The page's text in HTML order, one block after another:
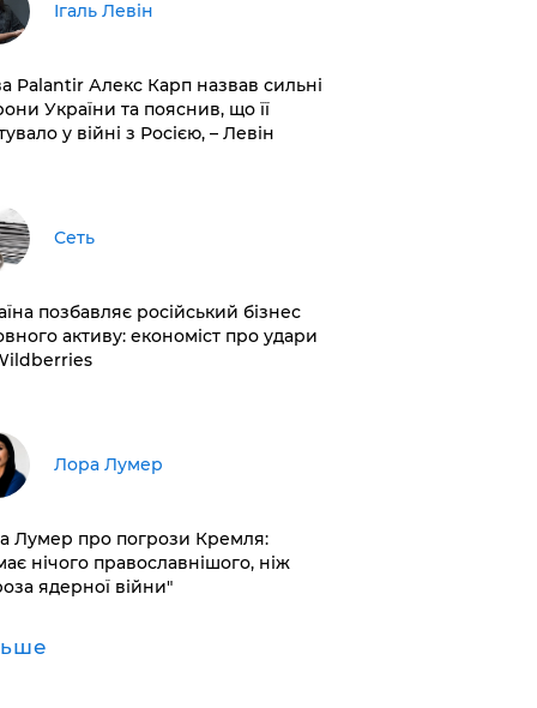
Ігаль Левін
Palantir Алекс Карп назвав сильні
України та пояснив, що її
у війні з Росією, – Левін
Сеть
позбавляє російський бізнес
активу: економіст про удари
​Лора Лумер
Лумер про погрози Кремля:
нічого православнішого, ніж
ядерної війни"